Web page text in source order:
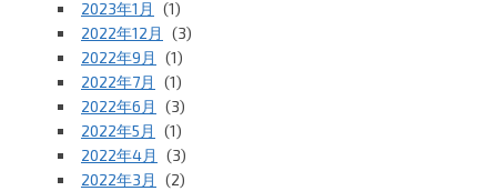
2023年1月
(1)
2022年12月
(3)
2022年9月
(1)
2022年7月
(1)
2022年6月
(3)
2022年5月
(1)
2022年4月
(3)
2022年3月
(2)